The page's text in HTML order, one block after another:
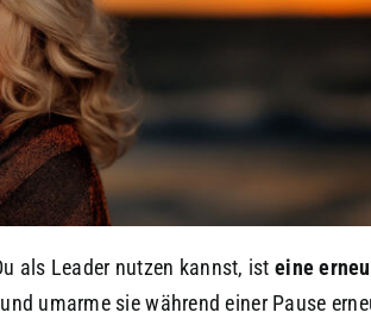
als Leader nutzen kannst, ist eine
umarme sie während einer Pause